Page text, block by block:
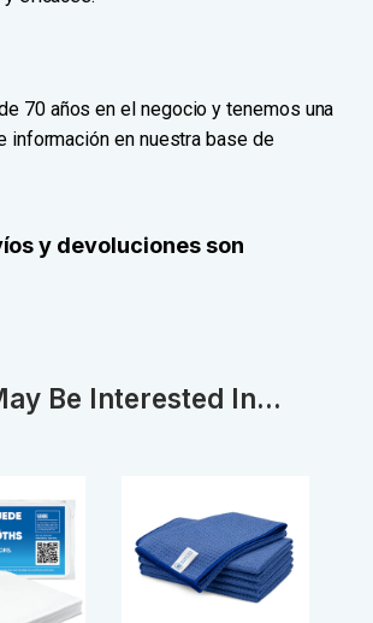
70 años en el negocio y tenemos una
información en nuestra base de
y devoluciones son
Be Interested In...